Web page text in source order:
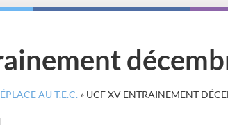
AU T.E.C. » UCF XV ENTRAINEMENT